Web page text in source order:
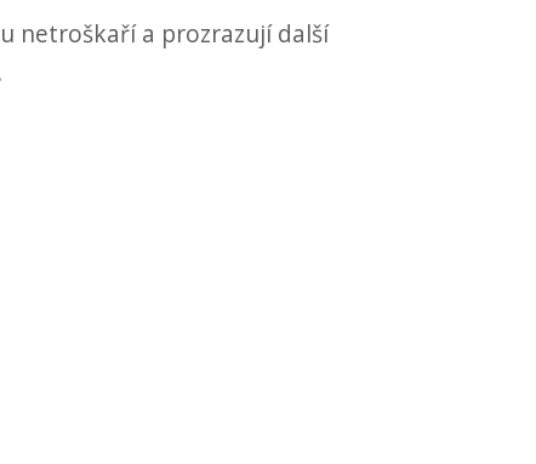
netroškaří a prozrazují další